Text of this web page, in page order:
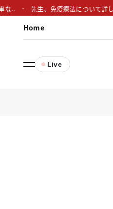
先生、免疫療法について詳しく知..
Home
Live